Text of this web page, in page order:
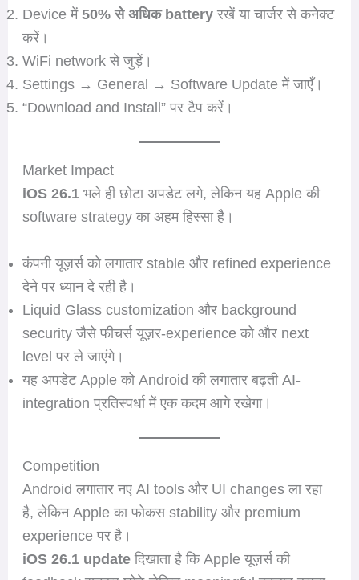
Device में 50% से अधिक batteryरखें या चार्जर से कनेक्ट
करें।
WiFi network से जुड़ें।
Settings → General → Software Update में जाएँ।
“Download and Install” पर टैप करें।
Market Impact
iOS 26.1भले ही छोटा अपडेट लगे, लेकिन यह Apple की
software strategy का अहम हिस्सा है।
कंपनी यूज़र्स को लगातार stable और refined experience
देने पर ध्यान दे रही है।
Liquid Glass customization और background
security जैसे फीचर्स यूज़र-experience को और next
level पर ले जाएंगे।
यह अपडेट Apple को Android की लगातार बढ़ती AI-
integration प्रतिस्पर्धा में एक कदम आगे रखेगा।
Competition
Android लगातार नए AI tools और UI changes ला रहा
है, लेकिन Apple का फोकस stability और premium
experience पर है।
iOS 26.1 updateदिखाता है कि Apple यूज़र्स की